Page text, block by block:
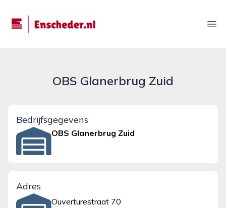
enscheder.nl
OBS Glanerbrug Zuid
Bedrijfsgegevens
OBS Glanerbrug Zuid
Adres
Ouverturestraat 70